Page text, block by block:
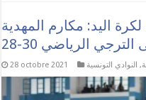
لكرة اليد: مكارم المهدية
الرياضي 30-28
28 octobre 2021 , النوادي التونسية